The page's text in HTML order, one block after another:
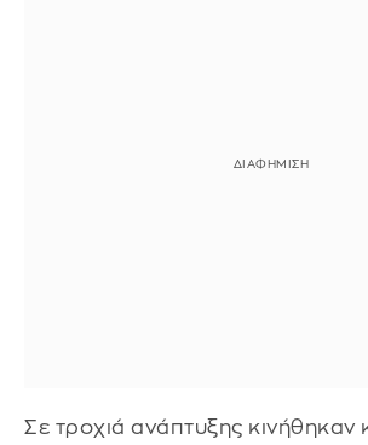
Σε τροχιά ανάπτυξης κινήθηκαν